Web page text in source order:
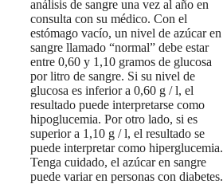
análisis de sangre una vez al año en
consulta con su médico. Con el
estómago vacío, un nivel de azúcar en
sangre llamado “normal” debe estar
entre 0,60 y 1,10 gramos de glucosa
por litro de sangre. Si su nivel de
glucosa es inferior a 0,60 g / l, el
resultado puede interpretarse como
hipoglucemia. Por otro lado, si es
superior a 1,10 g / l, el resultado se
puede interpretar como hiperglucemia.
Tenga cuidado, el azúcar en sangre
puede variar en personas con diabetes.